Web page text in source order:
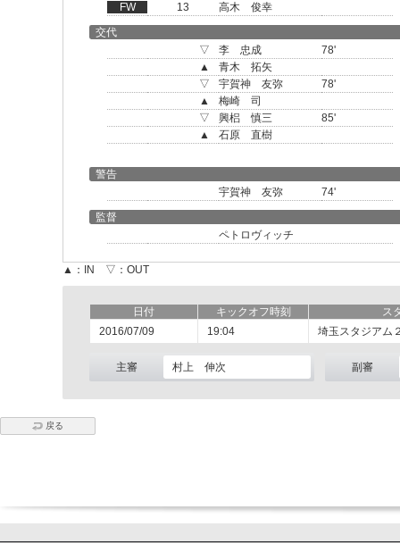
FW
13
高木 俊幸
交代
▽
李 忠成
78'
▲
青木 拓矢
▽
宇賀神 友弥
78'
▲
梅崎 司
▽
興梠 慎三
85'
▲
石原 直樹
警告
宇賀神 友弥
74'
監督
ペトロヴィッチ
▲：IN ▽：OUT
日付 キックオフ時刻
ス
2016/07/09
19:04 埼玉スタジアム
主審 村上 伸次 副審
戻る